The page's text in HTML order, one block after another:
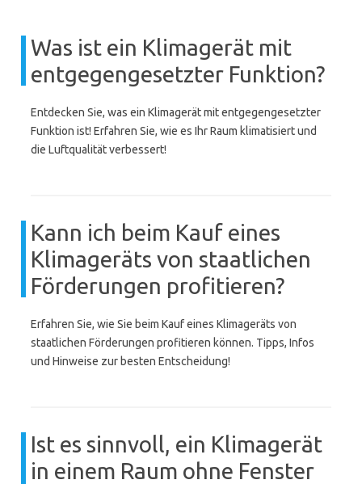
Was ist ein Klimagerät mit
entgegengesetzter Funktion?
Entdecken Sie, was ein Klimagerät mit entgegengesetzter
Funktion ist! Erfahren Sie, wie es Ihr Raum klimatisiert und
die Luftqualität verbessert!
Kann ich beim Kauf eines
Klimageräts von staatlichen
Förderungen profitieren?
Erfahren Sie, wie Sie beim Kauf eines Klimageräts von
staatlichen Förderungen profitieren können. Tipps, Infos
und Hinweise zur besten Entscheidung!
Ist es sinnvoll, ein Klimagerät
in einem Raum ohne Fenster